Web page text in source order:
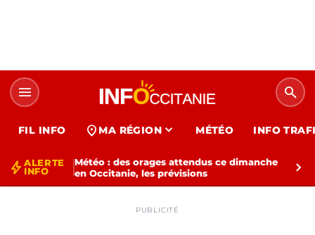
menu search
FIL INFO location_on MA RÉGION expand_more MÉTÉO INFO
bolt ALERTE
INFO
Météo : des orages attendus ce dimanche
en Occitanie, les prévisions
chevron_right
PUBLICITÉ